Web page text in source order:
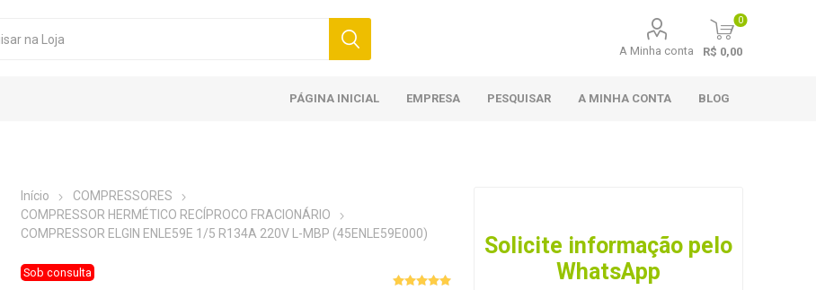
A Minha conta
0
R$ 0,00
PÁGINA INICIAL EMPRESA PESQUISAR A MINHA CONTA BLOG
Início
COMPRESSORES
COMPRESSOR HERMÉTICO RECÍPROCO FRACIONÁRIO
COMPRESSOR ELGIN ENLE59E 1/5 R134A 220V L-MBP (45ENLE59E000)
Sob consulta
Solicite informação pelo
WhatsApp